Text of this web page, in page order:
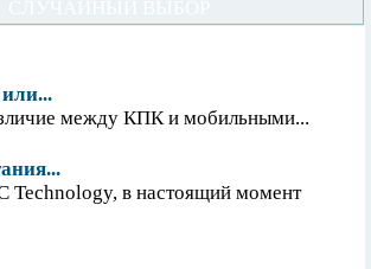
между КПК и мобильными...
Technology, в настоящий момент